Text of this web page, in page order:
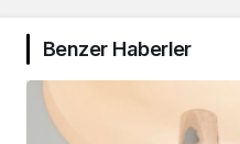
Benzer Haberler